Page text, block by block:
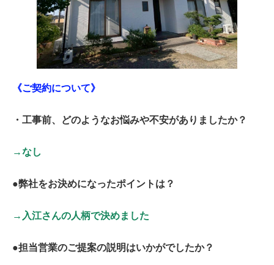
《ご契約について》
・工事前、どのようなお悩みや不安がありましたか？
→なし
●弊社をお決めになったポイントは？
→入江さんの人柄で決めました
●担当営業のご提案の説明はいかがでしたか？